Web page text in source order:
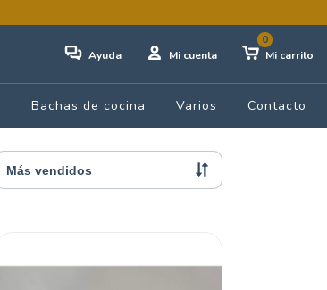
Ayuda Mi cuenta Mi carrito
0
Bachas de cocina Varios Contacto